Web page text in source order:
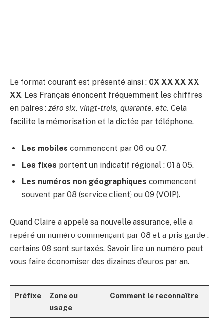
Le format courant est présenté ainsi : 0X XX XX XX
XX. Les Français énoncent fréquemment les chiffres
en paires : zéro six, vingt-trois, quarante, etc. Cela
facilite la mémorisation et la dictée par téléphone.
Les mobiles commencent par 06 ou 07.
Les fixes portent un indicatif régional : 01 à 05.
Les numéros non géographiques commencent
souvent par 08 (service client) ou 09 (VOIP).
Quand Claire a appelé sa nouvelle assurance, elle a
repéré un numéro commençant par 08 et a pris garde :
certains 08 sont surtaxés. Savoir lire un numéro peut
vous faire économiser des dizaines d’euros par an.
Préfixe
Zone ou
usage
Comment le reconnaître